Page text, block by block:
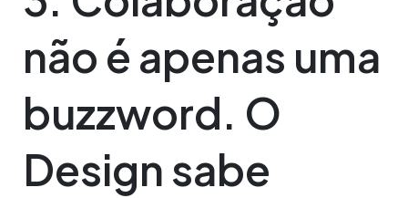
não é apenas uma
buzzword. O
Design sabe